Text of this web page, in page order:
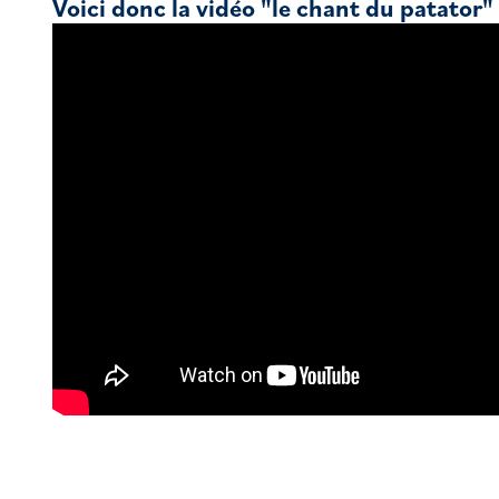
Voici donc la vidéo "le chant du patator"